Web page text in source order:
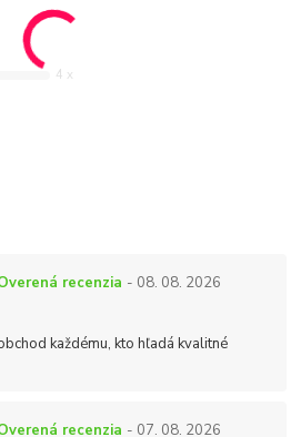
4 x
recenzia - 08. 08. 2026
každému, kto hľadá kvalitné
recenzia - 07. 08. 2026